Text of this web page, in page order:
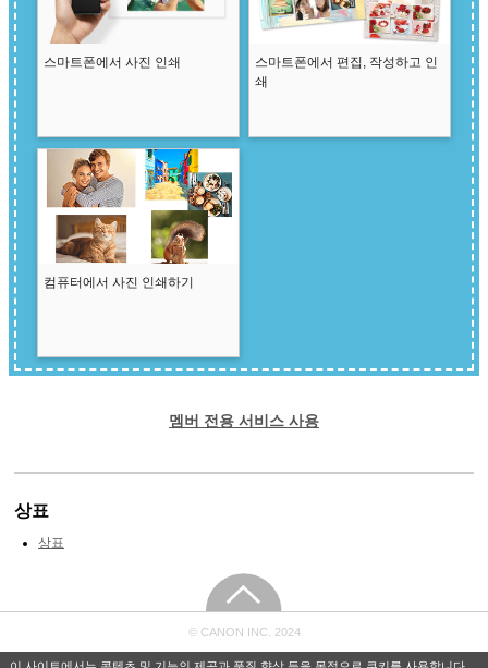
이 사이트에서는 콘텐츠 및 기능의 제공과 품질 향상 등을 목적으로 쿠키를 사용합니다.
스마트폰에서 사진 인쇄
스마트폰에서 편집, 작성하고 인
쇄
컴퓨터에서 사진 인쇄하기
멤버 전용 서비스 사용
상표
상표
© CANON INC. 2024